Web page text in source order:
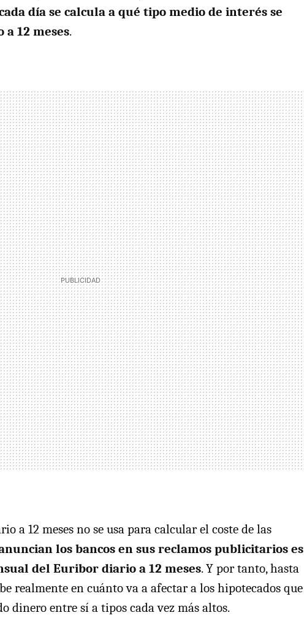
día se calcula a qué tipo medio de interés se
12 meses.
a 12 meses no se usa para calcular el coste de las
los bancos en sus reclamos publicitarios es
del Euribor diario a 12 meses. Y por tanto, hasta
realmente en cuánto va a afectar a los hipotecados que
dinero entre sí a tipos cada vez más altos.